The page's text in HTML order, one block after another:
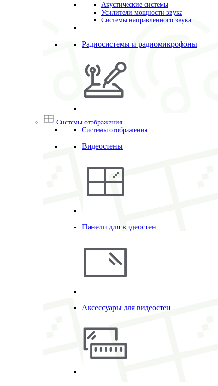
Акустические системы
Усилители мощности звука
Системы направленного звука
Радиосистемы и радиомикрофоны
Системы отображения
Системы отображения
Видеостены
Панели для видеостен
Аксессуары для видеостен